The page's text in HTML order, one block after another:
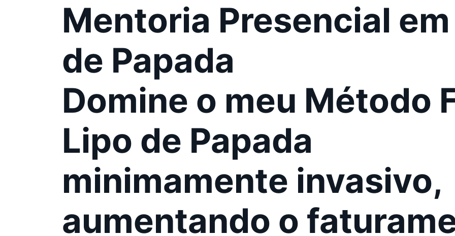
Mentoria Presencial
de Papada
Domine o meu Método
Lipo de Papada
minimamente invasivo,
aumentando o